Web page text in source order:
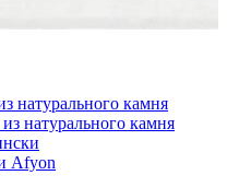
натурального камня
натурального камня
Afyon